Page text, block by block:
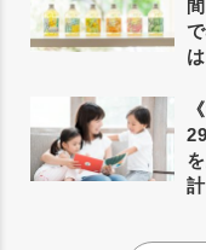
は
計